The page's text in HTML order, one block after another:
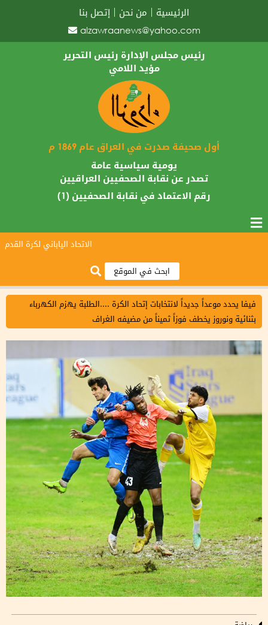
الرئيسية من نحن
إتصل بنا
alzawraanews@yahoo.com
رئيس مجلس الإدارة رئيس التحرير
مؤيد اللامي
أول صحيفة صدرت في العراق عام 1869 م
يومية سياسية عامة
تصدر عن نقابة الصحفيين العراقيين
رقم الاعتماد في نقابة الصحفيين (1)
الاتحاد الياباني لكرة القدم
فيفا يحدد موعداً جديداً لانتخابات إتحاد الكرة ....الطلبة يهزم الكهرباء
بثنائية ونوروز يخطف فوزاً ثميناً من مضيفه الغراف